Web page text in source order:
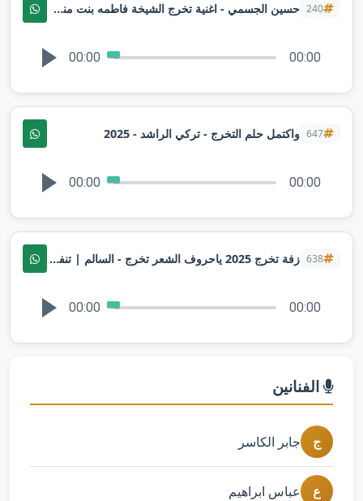
240 حسين الجسمي - اغنية تخرج الشيخة فاطمه بنت منصور |ملهمة الإبداع _ 2024م
00:00 00:00
647 واكتمل حلم التخرج - تركي الراشد - 2025⁩
00:00 00:00
638 زفة تخرج 2025 ياحروف الشعر تخرج - السالم | تنفيذ بالاسماء
00:00 00:00
الفنانين
ج جابر الكاسر
ع عباس ابراهيم